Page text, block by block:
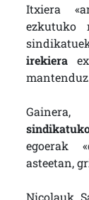
Itxiera
ezkutuko
irekiera
egoerak
asteetan,
Nicolauk